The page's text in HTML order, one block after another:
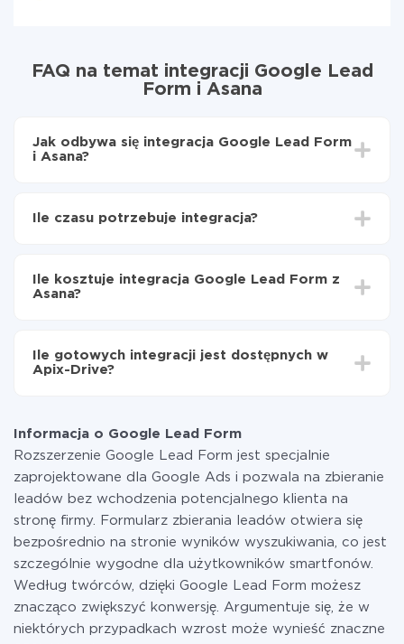
FAQ na temat integracji Google Lead
Form i Asana
Jak odbywa się integracja Google Lead Form
i Asana?
do Asana
Google Lead Form do Asana
Ile czasu potrzebuje integracja?
od 5 do 30 minut. Konfiguracja zajmuje średnio 10-15
minut.
Ile kosztuje integracja Google Lead Form z
Asana?
Płacisz tylko za ilość danych, która faktycznie jest
przekazywana z jednego z Twoich systemów do
w razie potrzeby przełączyć się na płatną. Więcej
informacji otaryfach .
Ile gotowych integracji jest dostępnych w
Apix-Drive?
Informacja o Google Lead Form
Rozszerzenie Google Lead Form jest specjalnie
zaprojektowane dla Google Ads i pozwala na zbieranie
leadów bez wchodzenia potencjalnego klienta na
stronę firmy. Formularz zbierania leadów otwiera się
bezpośrednio na stronie wyników wyszukiwania, co jest
szczególnie wygodne dla użytkowników smartfonów.
Według twórców, dzięki Google Lead Form możesz
znacząco zwiększyć konwersję. Argumentuje się, że w
niektórych przypadkach wzrost może wynieść znaczne